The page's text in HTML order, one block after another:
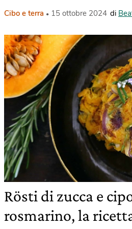
Cibo e terra 15 ottobre 2024 di
Rösti di zucca e
rosmarino, la